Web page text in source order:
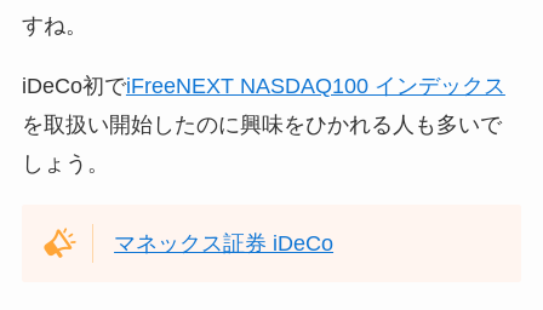
すね。
iDeCo初でiFreeNEXT NASDAQ100 インデックス
を取扱い開始したのに興味をひかれる人も多いで
しょう。
マネックス証券 iDeCo